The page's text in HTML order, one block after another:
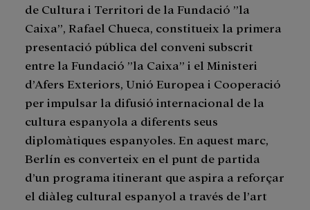
de Cultura i Territori de la Fundació ”la
Caixa”, Rafael Chueca, constitueix la primera
presentació pública del conveni subscrit
entre la Fundació ”la Caixa” i el Ministeri
d’Afers Exteriors, Unió Europea i Cooperació
per impulsar la difusió internacional de la
cultura espanyola a diferents seus
diplomàtiques espanyoles. En aquest marc,
Berlín es converteix en el punt de partida
d’un programa itinerant que aspira a reforçar
el diàleg cultural espanyol a través de l’art